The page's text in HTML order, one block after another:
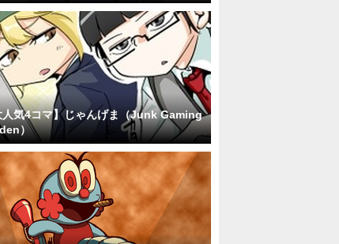
人気4コマ】じゃんげま（Junk Gaming
）